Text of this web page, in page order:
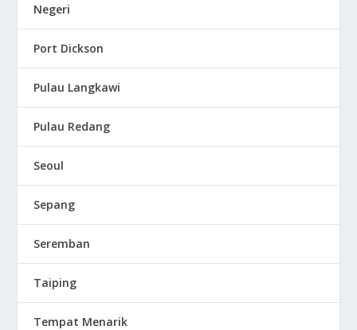
Negeri
Port Dickson
Pulau Langkawi
Pulau Redang
Seoul
Sepang
Seremban
Taiping
Tempat Menarik